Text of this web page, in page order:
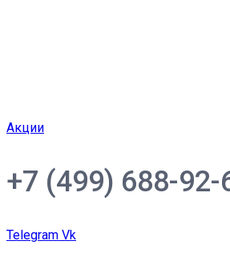
Акции
+7 (499) 688-92-
Telegram Vk